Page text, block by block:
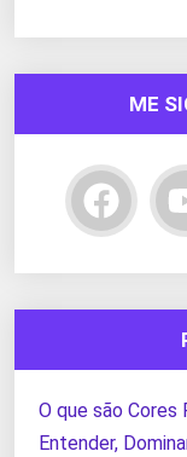
ME
O que são Cores
Entender,